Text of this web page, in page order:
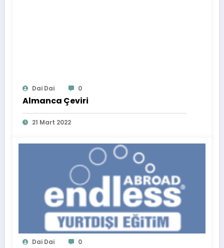
Dai Dai 0
Almanca Çeviri
21 Mart 2022
Dai Dai 0